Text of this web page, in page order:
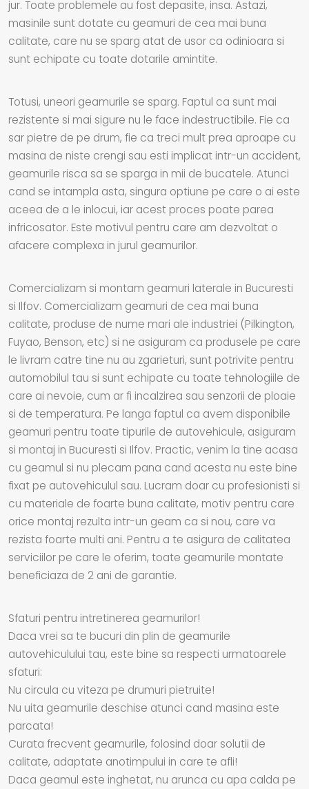
jur. Toate problemele au fost depasite, insa. Astazi,
masinile sunt dotate cu geamuri de cea mai buna
calitate, care nu se sparg atat de usor ca odinioara si
sunt echipate cu toate dotarile amintite.
Totusi, uneori geamurile se sparg. Faptul ca sunt mai
rezistente si mai sigure nu le face indestructibile. Fie ca
sar pietre de pe drum, fie ca treci mult prea aproape cu
masina de niste crengi sau esti implicat intr-un accident,
geamurile risca sa se sparga in mii de bucatele. Atunci
cand se intampla asta, singura optiune pe care o ai este
aceea de a le inlocui, iar acest proces poate parea
infricosator. Este motivul pentru care am dezvoltat o
afacere complexa in jurul geamurilor.
Comercializam si montam geamuri laterale in Bucuresti
si Ilfov. Comercializam geamuri de cea mai buna
calitate, produse de nume mari ale industriei (Pilkington,
Fuyao, Benson, etc) si ne asiguram ca produsele pe care
le livram catre tine nu au zgarieturi, sunt potrivite pentru
automobilul tau si sunt echipate cu toate tehnologiile de
care ai nevoie, cum ar fi incalzirea sau senzorii de ploaie
si de temperatura. Pe langa faptul ca avem disponibile
geamuri pentru toate tipurile de autovehicule, asiguram
si montaj in Bucuresti si Ilfov. Practic, venim la tine acasa
cu geamul si nu plecam pana cand acesta nu este bine
fixat pe autovehiculul sau. Lucram doar cu profesionisti si
cu materiale de foarte buna calitate, motiv pentru care
orice montaj rezulta intr-un geam ca si nou, care va
rezista foarte multi ani. Pentru a te asigura de calitatea
serviciilor pe care le oferim, toate geamurile montate
beneficiaza de 2 ani de garantie.
Sfaturi pentru intretinerea geamurilor!
Daca vrei sa te bucuri din plin de geamurile
autovehiculului tau, este bine sa respecti urmatoarele
sfaturi:
Nu circula cu viteza pe drumuri pietruite!
Nu uita geamurile deschise atunci cand masina este
parcata!
Curata frecvent geamurile, folosind doar solutii de
calitate, adaptate anotimpului in care te afli!
Daca geamul este inghetat, nu arunca cu apa calda pe